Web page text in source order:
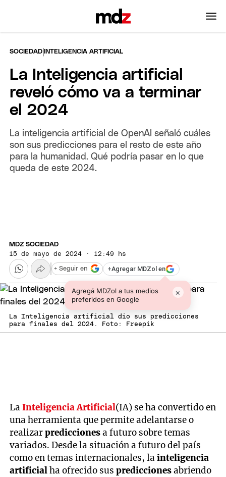
SOCIEDAD | INTELIGENCIA ARTIFICIAL
La Inteligencia artificial
reveló cómo va a terminar
el 2024
La inteligencia artificial de OpenAI señaló cuáles
son sus predicciones para el resto de este año
para la humanidad. Qué podría pasar en lo que
queda de este 2024.
MDZ SOCIEDAD
15 de mayo de 2024 · 12:49 hs
+Agregar MDZol en
Agregá MDZol a tus medios
preferidos en Google
×
+ Seguir en
La Inteligencia artificial dio sus predicciones
para finales del 2024. Foto: Freepik
LaInteligencia Artificial(IA) se ha convertido en
una herramienta que permite adelantarse o
realizarprediccionesa futuro sobre temas
variados. Desde la situación a futuro del país
como en temas internacionales, lainteligencia
artificialha ofrecido susprediccionesabriendo